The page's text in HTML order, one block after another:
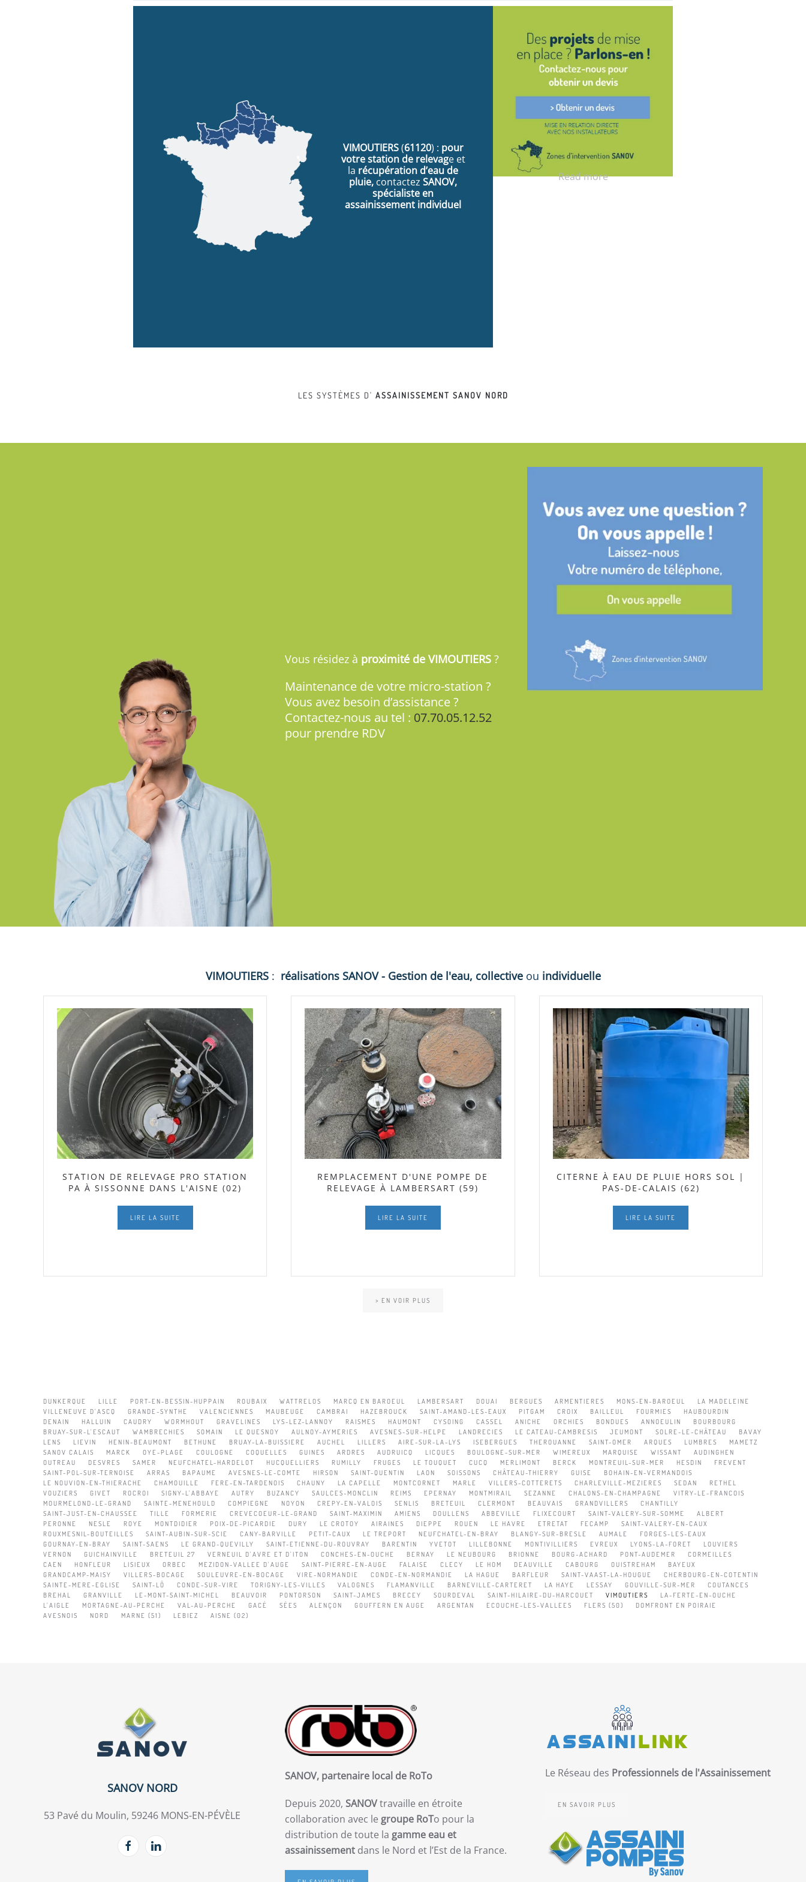
VIMOUTIERS(61120) : pour
votre station de relevage et
la récupération d’eau de
pluie, contactez SANOV,
spécialiste en
assainissement individuel
Read more
LES SYSTÈMES D' ASSAINISSEMENT SANOV NORD
Vous résidez à proximité de VIMOUTIERS ?
Maintenance de votre micro-station ?
Vous avez besoin d’assistance ?
Contactez-nous au tel : 07.70.05.12.52
pour prendre RDV
VIMOUTIERS : réalisations SANOV - Gestion de l'eau, collective ou individuelle
STATION DE RELEVAGE PRO STATION
PA À SISSONNE DANS L'AISNE (02)
LIRE LA SUITE
REMPLACEMENT D'UNE POMPE DE
RELEVAGE À LAMBERSART (59)
LIRE LA SUITE
CITERNE À EAU DE PLUIE HORS SOL |
PAS-DE-CALAIS (62)
LIRE LA SUITE
> EN VOIR PLUS
DUNKERQUE LILLE PORT-EN-BESSIN-HUPPAIN ROUBAIX WATTRELOS MARCQ EN BAROEUL LAMBERSART DOUAI BERGUES ARMENTIERES MONS-EN-BAROEUL
LA MADELEINE
VILLENEUVE D'ASCQ
GRANDE-SYNTHE VALENCIENNES MAUBEUGE CAMBRAI HAZEBROUCK SAINT-AMAND-LES-EAUX PITGAM CROIX BAILLEUL FOURMIES
HAUBOURDIN
DENAIN
HALLUIN CAUDRY WORMHOUT GRAVELINES LYS-LEZ-LANNOY RAISMES HAUMONT CYSOING CASSEL ANICHE ORCHIES BONDUES ANNOEULIN
BOURBOURG
BRUAY-SUR-L'ESCAUT
WAMBRECHIES SOMAIN LE QUESNOY AULNOY-AYMERIES AVESNES-SUR-HELPE LANDRECIES LE CATEAU-CAMBRESIS JEUMONT SOLRE-LE-CHÂTEAU
BAVAY
LENS
LIEVIN HENIN-BEAUMONT BETHUNE BRUAY-LA-BUISSIERE AUCHEL LILLERS AIRE-SUR-LA-LYS ISEBERGUES THEROUANNE SAINT-OMER ARQUES LUMBRES
MAMETZ
SANOV CALAIS
MARCK OYE-PLAGE COULOGNE COQUELLES GUINES ARDRES AUDRUICQ LICQUES BOULOGNE-SUR-MER WIMEREUX MARQUISE WISSANT
AUDINGHEN
OUTREAU
DESVRES SAMER NEUFCHATEL-HARDELOT HUCQUELLIERS RUMILLY FRUGES LE TOUQUET CUCQ MERLIMONT BERCK MONTREUIL-SUR-MER HESDIN
FREVENT
SAINT-POL-SUR-TERNOISE
ARRAS BAPAUME AVESNES-LE-COMTE HIRSON SAINT-QUENTIN LAON SOISSONS CHÂTEAU-THIERRY GUISE
BOHAIN-EN-VERMANDOIS
LE NOUVION-EN-THIERACHE
CHAMOUILLE FERE-EN-TARDENOIS CHAUNY LA CAPELLE MONTCORNET MARLE VILLERS-COTTERETS CHARLEVILLE-MEZIERES SEDAN
RETHEL
VOUZIERS
GIVET ROCROI SIGNY-L'ABBAYE AUTRY BUZANCY SAULCES-MONCLIN REIMS EPERNAY MONTMIRAIL SEZANNE CHALONS-EN-CHAMPAGNE
VITRY-LE-FRANCOIS
MOURMELOND-LE-GRAND
SAINTE-MENEHOULD COMPIEGNE NOYON CREPY-EN-VALOIS SENLIS BRETEUIL CLERMONT BEAUVAIS GRANDVILLERS
CHANTILLY
SAINT-JUST-EN-CHAUSSEE
TILLE FORMERIE CREVECOEUR-LE-GRAND SAINT-MAXIMIN AMIENS DOULLENS ABBEVILLE FLIXECOURT SAINT-VALERY-SUR-SOMME
ALBERT
PERONNE
NESLE ROYE MONTDIDIER POIX-DE-PICARDIE DURY LE CROTOY AIRAINES DIEPPE ROUEN LE HAVRE ETRETAT FECAMP
SAINT-VALERY-EN-CAUX
ROUXMESNIL-BOUTEILLES
SAINT-AUBIN-SUR-SCIE CANY-BARVILLE PETIT-CAUX LE TREPORT NEUFCHATEL-EN-BRAY BLANGY-SUR-BRESLE AUMALE
FORGES-LES-EAUX
GOURNAY-EN-BRAY
SAINT-SAENS LE GRAND-QUEVILLY SAINT-ETIENNE-DU-ROUVRAY BARENTIN YVETOT LILLEBONNE MONTIVILLIERS EVREUX LYONS-LA-FORET
LOUVIERS
VERNON
GUICHAINVILLE BRETEUIL 27 VERNEUIL D'AVRE ET D'ITON CONCHES-EN-OUCHE BERNAY LE NEUBOURG BRIONNE BOURG-ACHARD PONT-AUDEMER
CORMEILLES
CAEN
HONFLEUR LISIEUX ORBEC MEZIDON-VALLEE D'AUGE SAINT-PIERRE-EN-AUGE FALAISE CLECY LE HOM DEAUVILLE CABOURG OUISTREHAM
BAYEUX
GRANDCAMP-MAISY
VILLERS-BOCAGE SOULEUVRE-EN-BOCAGE VIRE-NORMANDIE CONDE-EN-NORMANDIE LA HAGUE BARFLEUR SAINT-VAAST-LA-HOUGUE
CHERBOURG-EN-COTENTIN
SAINTE-MERE-EGLISE
SAINT-LÔ CONDE-SUR-VIRE TORIGNY-LES-VILLES VALOGNES FLAMANVILLE BARNEVILLE-CARTERET LA HAYE LESSAY GOUVILLE-SUR-MER
COUTANCES
BREHAL
GRANVILLE LE-MONT-SAINT-MICHEL BEAUVOIR PONTORSON SAINT-JAMES BRECEY SOURDEVAL SAINT-HILAIRE-DU-HARCOUET VIMOUTIERS
LA-FERTE-EN-OUCHE
L'AIGLE
MORTAGNE-AU-PERCHE VAL-AU-PERCHE GACÉ SÉES ALENÇON GOUFFERN EN AUGE ARGENTAN ECOUCHE-LES-VALLEES FLERS (50)
DOMFRONT EN POIRAIE
AVESNOIS
NORD MARNE (51) LEBIEZ AISNE (02)
SANOV NORD
53 Pavé du Moulin, 59246 MONS-EN-PÉVÈLE
SANOV, partenaire local de RoTo
Depuis 2020, SANOVtravaille en étroite
collaboration avec le groupe RoTo pour la
distribution de toute la gamme eau et
assainissementdans le Nord et l’Est de la France.
Le Réseau des Professionnels de l'Assainissement
EN SAVOIR PLUS